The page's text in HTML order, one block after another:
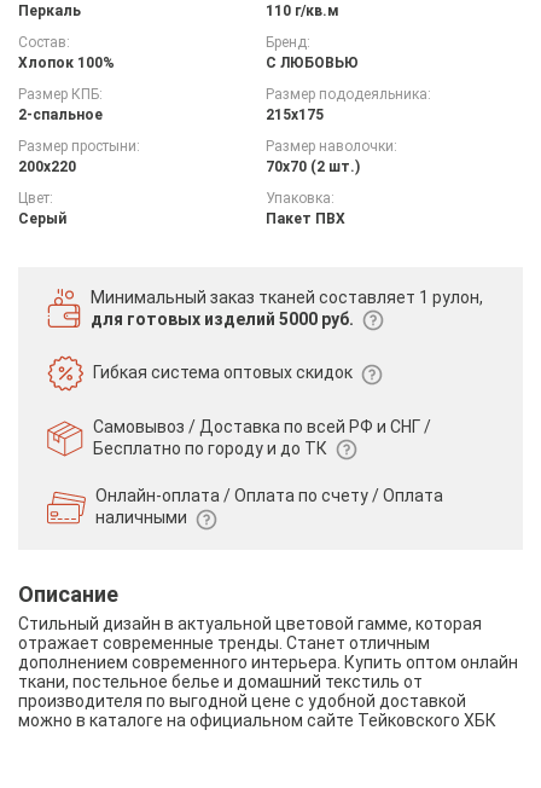
Перкаль
110 г/кв.м
Состав:
Хлопок 100%
Бренд:
С ЛЮБОВЬЮ
Размер КПБ:
2-спальное
Размер пододеяльника:
215х175
Размер простыни:
200х220
Размер наволочки:
70х70 (2 шт.)
Цвет:
Серый
Упаковка:
Пакет ПВХ
Минимальный заказ тканей составляет 1 рулон,
для готовых изделий 5000 руб.
Гибкая системаоптовых скидок
Самовывоз / Доставка по всей РФ и СНГ /
Бесплатно по городу и до ТК
Онлайн-оплата / Оплата по счету /Оплата
наличными
Описание
Стильный дизайн в актуальной цветовой гамме, которая
отражает современные тренды. Станет отличным
дополнением современного интерьера. Купить оптом онлайн
ткани, постельное белье и домашний текстиль от
производителя по выгодной цене с удобной доставкой
можно в каталоге на официальном сайте Тейковского ХБК